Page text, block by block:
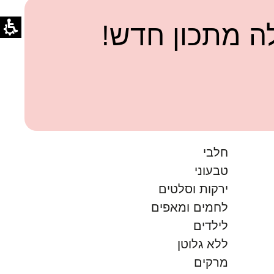
מתכון חדש!
חלבי
טבעוני
ירקות וסלטים
לחמים ומאפים
לילדים
ללא גלוטן
מרקים